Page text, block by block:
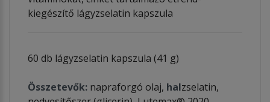
kiegészítő lágyzselatin kapszula
60 db lágyzselatin kapszula (41 g)
Összetevők: napraforgó olaj, halzselatin,